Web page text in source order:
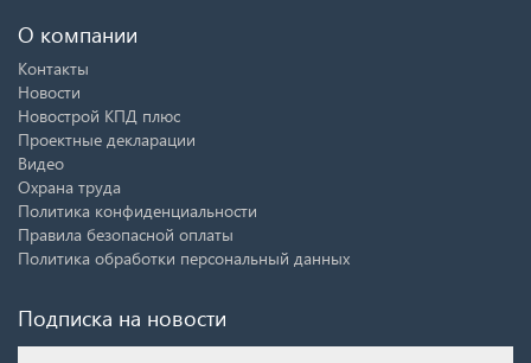
О компании
Контакты
Новости
Новострой КПД плюс
Проектные декларации
Видео
Охрана труда
Политика конфиденциальности
Правила безопасной оплаты
Политика обработки персональный данных
Подписка на новости